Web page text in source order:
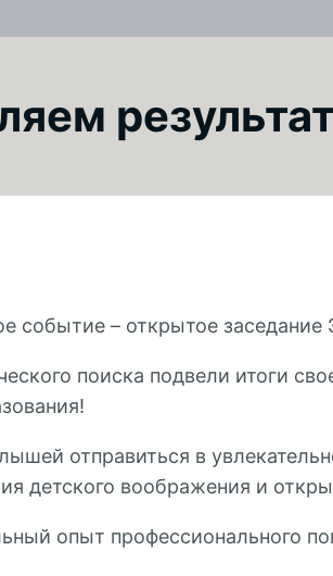
событие – открытое заседание
поиска подвели итоги
отправиться в
детского воображения и
опыт профессионального